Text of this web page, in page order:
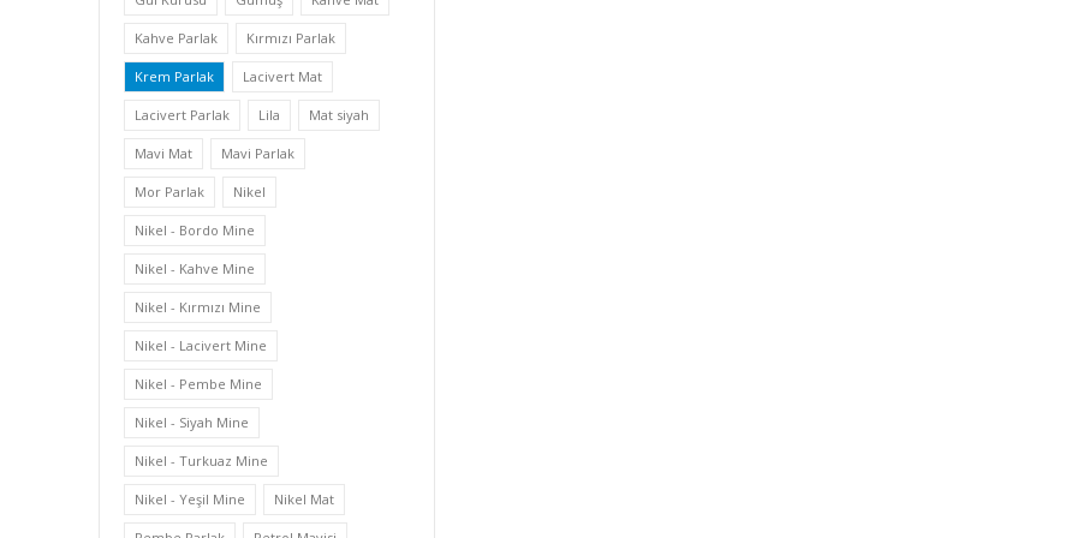
Kahve Parlak Kırmızı Parlak
Krem Parlak Lacivert Mat
Lacivert Parlak Lila Mat siyah
Mavi Mat Mavi Parlak
Mor Parlak Nikel
Nikel - Bordo Mine
Nikel - Kahve Mine
Nikel - Kırmızı Mine
Nikel - Lacivert Mine
Nikel - Pembe Mine
Nikel - Siyah Mine
Nikel - Turkuaz Mine
Nikel - Yeşil Mine Nikel Mat